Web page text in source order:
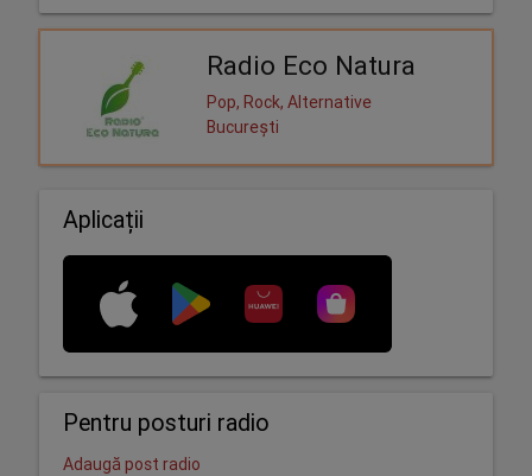
Radio Eco Natura
Pop, Rock, Alternative
București
Aplicații
Pentru posturi radio
Adaugă post radio